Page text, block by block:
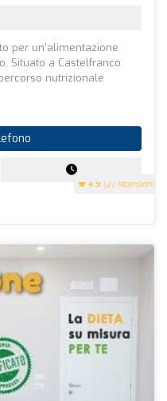
4.9 (27 recensioni)
per un'alimentazione
Situato a Castelfranco
nutrizionale